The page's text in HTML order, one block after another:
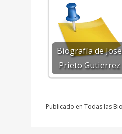
Biografía de Jose
Prieto Gutierrez
Publicado en Todas las